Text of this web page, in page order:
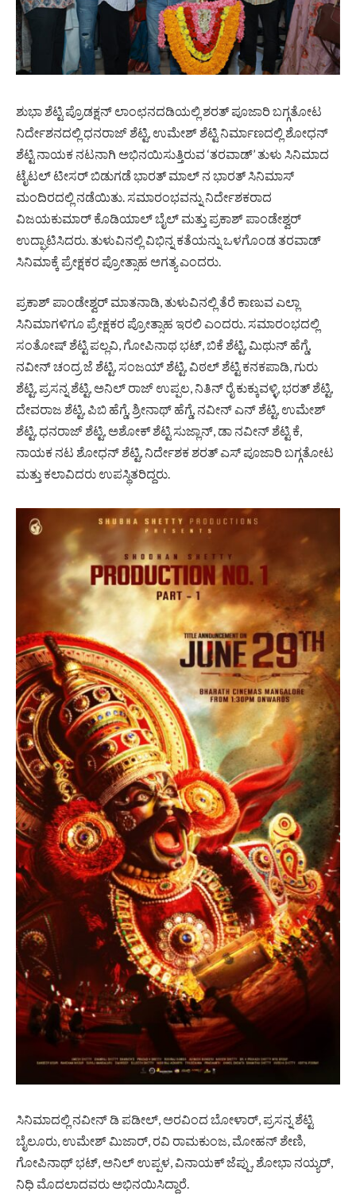
ಶುಭಾ ಶೆಟ್ಟಿ ಪ್ರೊಡಕ್ಷನ್ ಲಾಂಛನದಡಿಯಲ್ಲಿ ಶರತ್ ಪೂಜಾರಿ ಬಗ್ಗತೋಟ
ನಿರ್ದೇಶನದಲ್ಲಿ ಧನರಾಜ್ ಶೆಟ್ಟಿ, ಉಮೇಶ್ ಶೆಟ್ಟಿ ನಿರ್ಮಾಣದಲ್ಲಿ ಶೋಧನ್
ಶೆಟ್ಟಿ ನಾಯಕ ನಟನಾಗಿ ಅಭಿನಯಿಸುತ್ತಿರುವ ‘ತರವಾಡ್’ ತುಳು ಸಿನಿಮಾದ
ಟೈಟಲ್ ಟೀಸರ್ ಬಿಡುಗಡೆ ಭಾರತ್ ಮಾಲ್ ನ ಭಾರತ್ ಸಿನಿಮಾಸ್
ಮಂದಿರದಲ್ಲಿ ನಡೆಯಿತು. ಸಮಾರಂಭವನ್ನು ನಿರ್ದೇಶಕರಾದ
ವಿಜಯಕುಮಾರ್ ಕೊಡಿಯಾಲ್ ಬೈಲ್ ಮತ್ತು ಪ್ರಕಾಶ್ ಪಾಂಡೇಶ್ವರ್
ಉದ್ಘಾಟಿಸಿದರು. ತುಳುವಿನಲ್ಲಿ ವಿಭಿನ್ನ ಕತೆಯನ್ನು ಒಳಗೊಂಡ ತರವಾಡ್
ಸಿನಿಮಾಕ್ಕೆ ಪ್ರೇಕ್ಷಕರ ಪ್ರೋತ್ಸಾಹ ಅಗತ್ಯ ಎಂದರು.
ಪ್ರಕಾಶ್ ಪಾಂಡೇಶ್ವರ್ ಮಾತನಾಡಿ, ತುಳುವಿನಲ್ಲಿ ತೆರೆ‌ ಕಾಣುವ ಎಲ್ಲಾ
ಸಿನಿಮಾಗಳಿಗೂ ಪ್ರೇಕ್ಷಕರ ಪ್ರೋತ್ಸಾಹ ಇರಲಿ ಎಂದರು. ಸಮಾರಂಭದಲ್ಲಿ
ಸಂತೋಷ್ ಶೆಟ್ಟಿ ಪಲ್ಲವಿ, ಗೋಪಿನಾಥ ಭಟ್, ಬಿಕೆ ಶೆಟ್ಟಿ, ಮಿಥುನ್ ಹೆಗ್ಡೆ,
ನವೀನ್ ಚಂದ್ರ ಜೆ ಶೆಟ್ಟಿ, ಸಂಜಯ್ ಶೆಟ್ಟಿ, ವಿಠಲ್ ಶೆಟ್ಟಿ ಕನಕಪಾಡಿ, ಗುರು
ಶೆಟ್ಟಿ, ಪ್ರಸನ್ನ ಶೆಟ್ಟಿ, ಅನಿಲ್ ರಾಜ್ ಉಪ್ಪಲ, ನಿತಿನ್ ರೈ ಕುಕ್ಕುವಳ್ಳಿ, ಭರತ್ ಶೆಟ್ಟಿ,
ದೇವರಾಜ ಶೆಟ್ಟಿ, ಪಿಬಿ ಹೆಗ್ಡೆ, ಶ್ರೀನಾಥ್ ಹೆಗ್ಡೆ, ನವೀನ್ ಎನ್ ಶೆಟ್ಟಿ, ಉಮೇಶ್
ಶೆಟ್ಟಿ, ಧನರಾಜ್ ಶೆಟ್ಟಿ, ಅಶೋಕ್ ಶೆಟ್ಟಿ ಸುಜ್ಲಾನ್, ಡಾ ನವೀನ್ ಶೆಟ್ಟಿ ಕೆ,
ನಾಯಕ ನಟ ಶೋಧನ್ ಶೆಟ್ಟಿ, ನಿರ್ದೇಶಕ ಶರತ್ ಎಸ್ ಪೂಜಾರಿ ಬಗ್ಗತೋಟ
ಮತ್ತು ಕಲಾವಿದರು ಉಪಸ್ಥಿತರಿದ್ದರು.
ಸಿನಿಮಾದಲ್ಲಿ ನವೀನ್ ಡಿ ಪಡೀಲ್, ಅರವಿಂದ ಬೋಳಾರ್, ಪ್ರಸನ್ನ ಶೆಟ್ಟಿ
ಬೈಲೂರು, ಉಮೇಶ್ ಮಿಜಾರ್, ರವಿ ರಾಮಕುಂಜ, ಮೋಹನ್ ಶೇಣಿ,
ಗೋಪಿನಾಥ್ ಭಟ್, ಅನಿಲ್ ಉಪ್ಪಳ, ವಿನಾಯಕ್ ಜೆಪ್ಪು, ಶೋಭಾ ನಯ್ಯರ್,
ನಿಧಿ ಮೊದಲಾದವರು ಅಭಿನಯಿಸಿದ್ದಾರೆ.